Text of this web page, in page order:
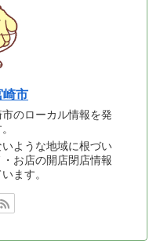
崎市
のローカル情報を発
ような地域に根づい
お店の開店閉店情報
ます。